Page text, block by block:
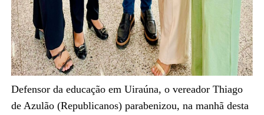
Defensor da educação em Uiraúna, o vereador Thiago
de Azulão (Republicanos) parabenizou, na manhã desta